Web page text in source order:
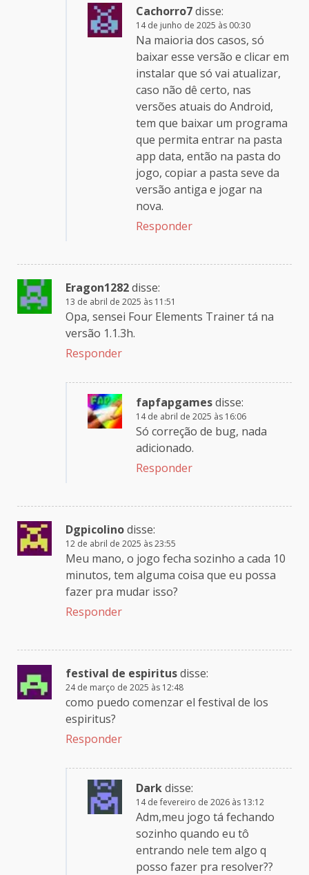
Cachorro7disse:
14 de junho de 2025 às 00:30
Na maioria dos casos, só
baixar esse versão e clicar em
instalar que só vai atualizar,
caso não dê certo, nas
versões atuais do Android,
tem que baixar um programa
que permita entrar na pasta
app data, então na pasta do
jogo, copiar a pasta seve da
versão antiga e jogar na
nova.
Responder
Eragon1282disse:
13 de abril de 2025 às 11:51
Opa, sensei Four Elements Trainer tá na
versão 1.1.3h.
Responder
fapfapgamesdisse:
14 de abril de 2025 às 16:06
Só correção de bug, nada
adicionado.
Responder
Dgpicolinodisse:
12 de abril de 2025 às 23:55
Meu mano, o jogo fecha sozinho a cada 10
minutos, tem alguma coisa que eu possa
fazer pra mudar isso?
Responder
festival de espiritusdisse:
24 de março de 2025 às 12:48
como puedo comenzar el festival de los
espiritus?
Responder
Darkdisse:
14 de fevereiro de 2026 às 13:12
Adm,meu jogo tá fechando
sozinho quando eu tô
entrando nele tem algo q
posso fazer pra resolver??